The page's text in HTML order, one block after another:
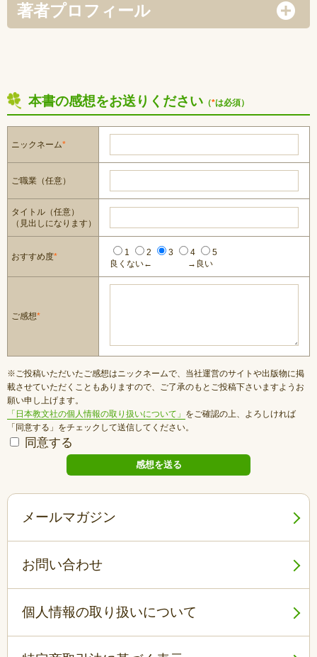
著者プロフィール
本書の感想をお送りください （*は必須）
ニックネーム*
ご職業（任意）
タイトル（任意）
（見出しになります）
おすすめ度* 1 2 3 4
5
良くない←
→良い
ご感想*
※ご投稿いただいたご感想はニックネームで、当社運営のサイトや出版物に掲
載させていただくこともありますので、ご了承のもとご投稿下さいますようお
願い申し上げます。
「日本教文社の個人情報の取り扱いについて」 をご確認の上、よろしければ
「同意する」をチェックして送信してください。
同意する
メールマガジン
お問い合わせ
個人情報の取り扱いについて